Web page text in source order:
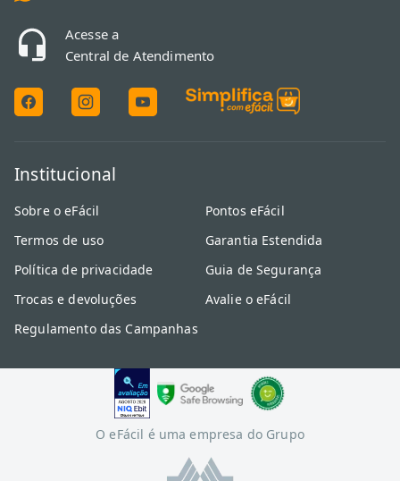
Acesse a
Central de Atendimento
Institucional
Sobre o eFácil
Termos de uso
Política de privacidade
Trocas e devoluções
Regulamento das Campanhas
Pontos eFácil
Garantia Estendida
Guia de Segurança
Avalie o eFácil
O eFácil é uma empresa do Grupo